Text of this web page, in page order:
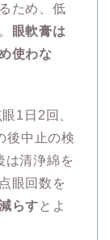
ため、低
眼軟膏は
使わな
1日2回、
後中止の検
は清浄綿を
眼回数を
らす とよ